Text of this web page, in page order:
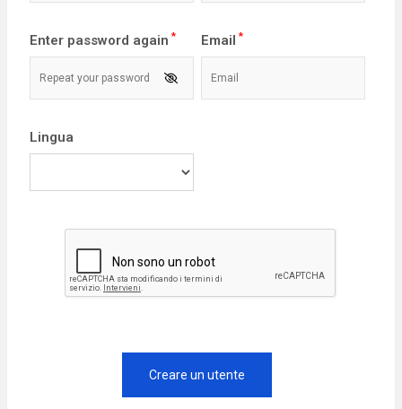
Enter password again * Email *
Lingua